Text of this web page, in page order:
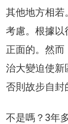
其他地方相若
考慮。根據以
正面的。然
治大變迫使新
否則故步自封
不是嗎？3年